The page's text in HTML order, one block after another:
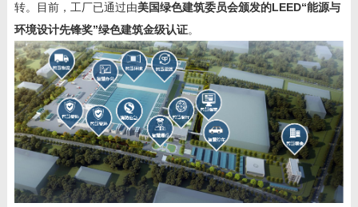
转。目前，工厂已通过由美国绿色建筑委员会颁发的LEED“能源与
环境设计先锋奖”绿色建筑金级认证。